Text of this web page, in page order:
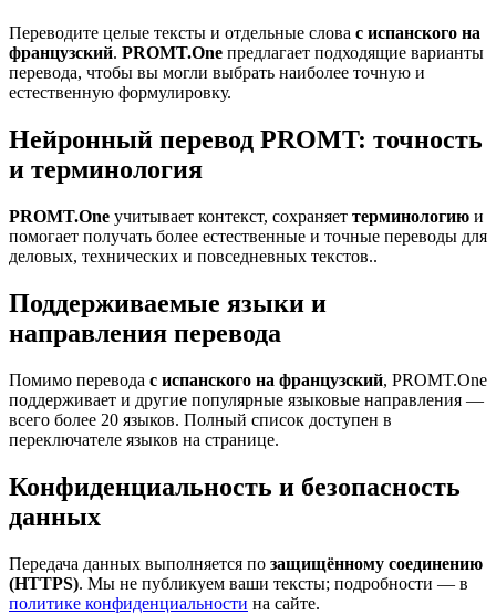
Переводите целые тексты и отдельные слова с испанского на
французский. PROMT.One предлагает подходящие варианты
перевода, чтобы вы могли выбрать наиболее точную и
естественную формулировку.
Нейронный перевод PROMT: точность
и терминология
PROMT.One учитывает контекст, сохраняет терминологию и
помогает получать более естественные и точные переводы для
деловых, технических и повседневных текстов..
Поддерживаемые языки и
направления перевода
Помимо перевода с испанского на французский, PROMT.One
поддерживает и другие популярные языковые направления —
всего более 20 языков. Полный список доступен в
переключателе языков на странице.
Конфиденциальность и безопасность
данных
Передача данных выполняется по защищённому соединению
(HTTPS). Мы не публикуем ваши тексты; подробности — в
политике конфиденциальности на сайте.